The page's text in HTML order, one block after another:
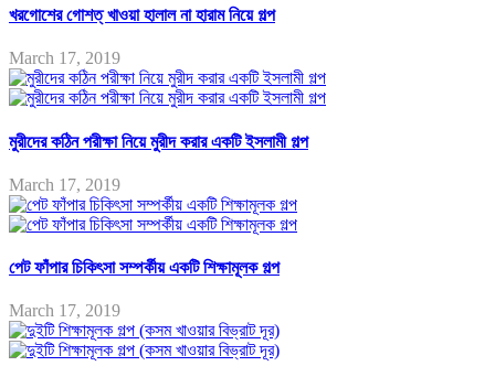
খরগোশের গোশত্ খাওয়া হালাল না হারাম নিয়ে গল্প
March 17, 2019
মুরীদের কঠিন পরীক্ষা নিয়ে মুরীদ করার একটি ইসলামী গল্প
March 17, 2019
পেট ফাঁপার চিকিৎসা সম্পর্কীয় একটি শিক্ষামূলক গল্প
March 17, 2019